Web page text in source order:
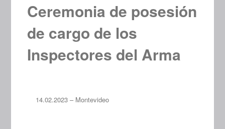
Ceremonia de posesión
de cargo de los
Inspectores del Arma
14.02.2023 – Montevideo